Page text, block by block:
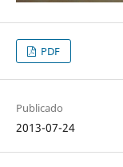
PDF
Publicado
2013-07-24